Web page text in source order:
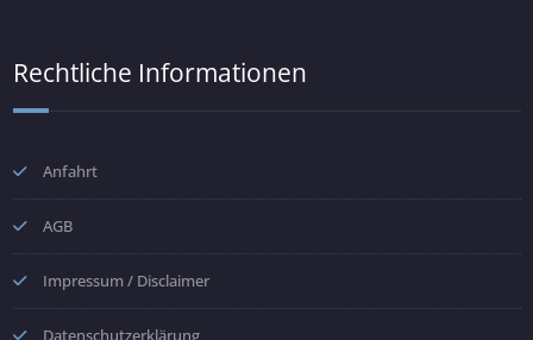
Rechtliche Informationen
Anfahrt
AGB
Impressum / Disclaimer
Datenschutzerklärung